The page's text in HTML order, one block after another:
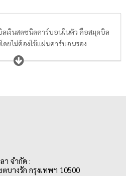
เงินสดชนิดคาร์บอนในตัว คือสมุดบิล
ดยไม่ต้องใช้แผ่นคาร์บอนรอง
มูลสำเนาชัดเจน สีเข้ม สีชัด ติดทน
ร์มที่ได้มาตรฐาน ถูกต้องตามที่กฏ
และใหญ่ ที่มีความจำเป็นจะต้อง
กบิลในการประกอบธุรกิจให้แก่
ฉีกใช้หมดทุกหน้าแล้ว
า จำกัด :
บางรัก กรุงเทพฯ 10500